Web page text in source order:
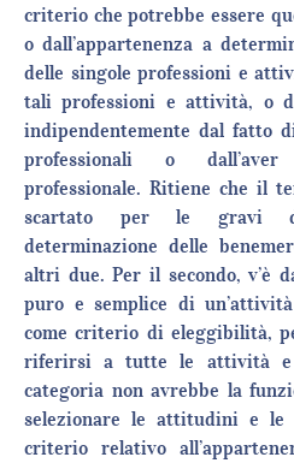
criterio che potrebbe essere
o dall’appartenenza a
delle singole professioni e
tali professioni e attività, o
indipendentemente dal fatto
professionali o
professionale. Ritiene che il
scartato per le gravi
determinazione delle
altri due. Per il secondo, v’è
puro e semplice di
come criterio di eleggibilità,
riferirsi a tutte le attività e
categoria non avrebbe la
selezionare le attitudini e le
criterio relativo